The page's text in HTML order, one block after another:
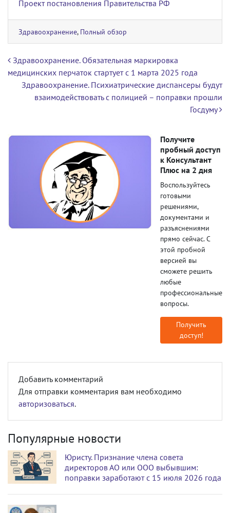
Проект постановления Правительства РФ
Здравоохранение, Полный обзор
Навигация по записям
Здравоохранение. Обязательная маркировка
медицинских перчаток стартует с 1 марта 2025 года
Здравоохранение. Психиатрические диспансеры будут
взаимодействовать с полицией – поправки прошли
Госдуму
Получите
пробный доступ
к Консультант
Плюс на 2 дня
Воспользуйтесь
готовыми
решениями,
документами и
разъяснениями
прямо сейчас. С
этой пробной
версией вы
сможете решить
любые
профессиональные
вопросы.
Получить
доступ!
Добавить комментарий
Для отправки комментария вам необходимо
авторизоваться.
Популярные новости
Юристу. Признание члена совета
директоров АО или ООО выбывшим:
поправки заработают с 15 июля 2026 года